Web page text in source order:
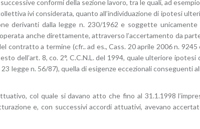
conformi della sezione lavoro, tra le quali, ad
ivi considerata, quanto all’individuazione di ipotesi
derivanti dalla legge n. 230/1962 e soggette unicamente
anche direttamente, attraverso l’accertamento da
a termine (cfr.. ad es., Cass. 20 aprile 2006 n. 9245
dell’art. 8, co. 2°, C.C.N.L. del 1994, quale ulteriore
legge n. 56/87), quella di esigenze eccezionali conseguenti
col quale si davano atto che fino al 31.1.1998
e, con successivi accordi attuativi, avevano